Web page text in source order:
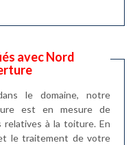
avec Nord
le domaine, notre
est en mesure de
relatives à la toiture. En
le traitement de votre